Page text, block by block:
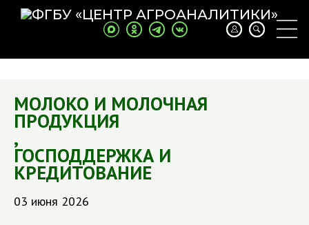
МОЛОКО И МОЛОЧНАЯ
ПРОДУКЦИЯ
,
ГОСПОДДЕРЖКА И
КРЕДИТОВАНИЕ
03 июня 2026